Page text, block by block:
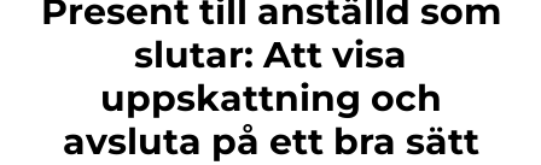
Present till anställd som
slutar: Att visa
uppskattning och
avsluta på ett bra sätt